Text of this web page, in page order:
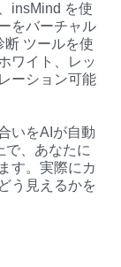
insMind を使
をバーチャル
断 ツールを使
ワイト、レッ
ーション可能
いをAIが自動
で、あなたに
す。実際にカ
う見えるかを